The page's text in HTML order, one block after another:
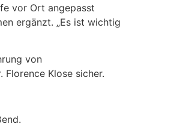
vor Ort angepasst
ergänzt. „Es ist wichtig
von
Klose sicher.